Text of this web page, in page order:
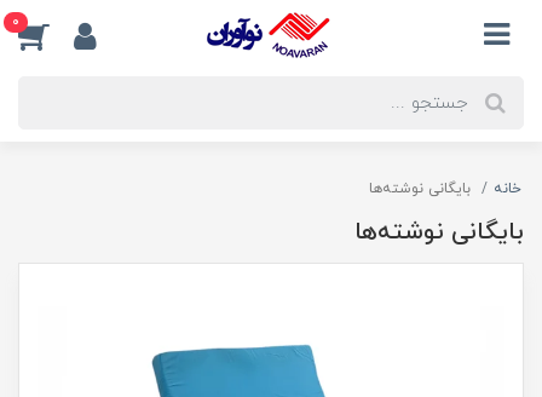
0
خانه بایگانی نوشته‌ها
بایگانی نوشته‌ها